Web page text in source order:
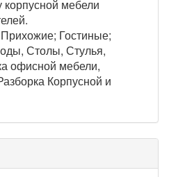
мебели
Гостиные;
Столы, Стулья,
офисной мебели,
Корпусной и